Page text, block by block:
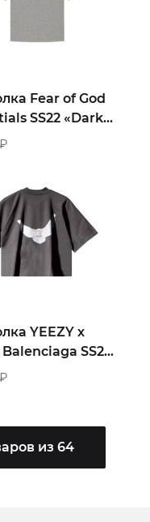
Fear of God
SS22 «Dark
₽
YEEZY х
Balenciaga SS22
Tee «Dark
₽
из 64